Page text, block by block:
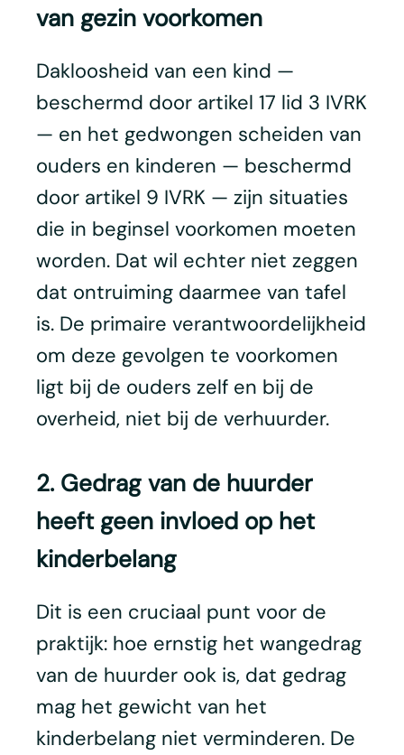
van gezin voorkomen
Dakloosheid van een kind —
beschermd door artikel 17 lid 3 IVRK
— en het gedwongen scheiden van
ouders en kinderen — beschermd
door artikel 9 IVRK — zijn situaties
die in beginsel voorkomen moeten
worden. Dat wil echter niet zeggen
dat ontruiming daarmee van tafel
is. De primaire verantwoordelijkheid
om deze gevolgen te voorkomen
ligt bij de ouders zelf en bij de
overheid, niet bij de verhuurder.
2. Gedrag van de huurder
heeft geen invloed op het
kinderbelang
Dit is een cruciaal punt voor de
praktijk: hoe ernstig het wangedrag
van de huurder ook is, dat gedrag
mag het gewicht van het
kinderbelang niet verminderen. De